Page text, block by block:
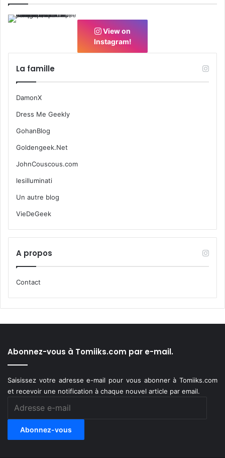
View on
Instagram!
La famille
DamonX
Dress Me Geekly
GohanBlog
Goldengeek.Net
JohnCouscous.com
lesilluminati
Un autre blog
VieDeGeek
A propos
Contact
Abonnez-vous à Tomiiks.com par e-mail.
Saisissez votre adresse e-mail pour vous abonner à Tomiiks.com
et recevoir une notification à chaque nouvel article par email.
Abonnez-vous